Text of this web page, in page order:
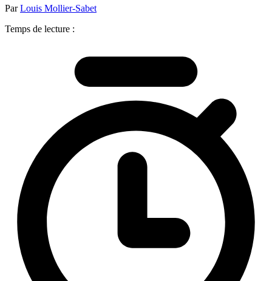
ParLouis Mollier-Sabet
Temps de lecture :